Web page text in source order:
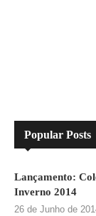
Popular Posts
Lançamento:
Inverno 2014
26 de Junho de